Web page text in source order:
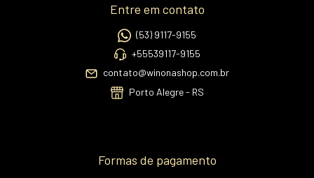
Entre em contato
(53) 9117-9155
+55539117-9155
contato@winonashop.com.br
Porto Alegre - RS
Formas de pagamento